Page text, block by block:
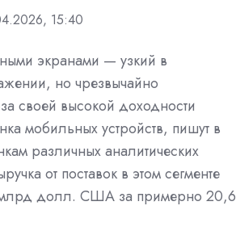
15:40
экранами — узкий в
но чрезвычайно
своей высокой доходности
мобильных устройств, пишут в
различных аналитических
от поставок в этом сегменте
млрд долл. США за примерно 20,6